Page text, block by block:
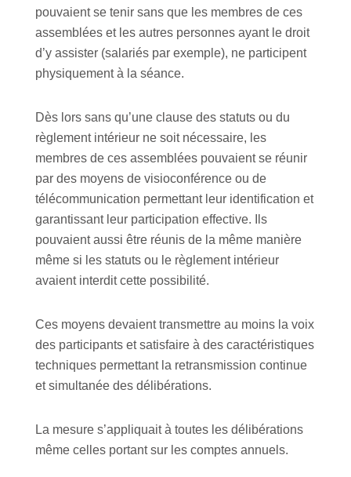
pouvaient se tenir sans que les membres de ces
assemblées et les autres personnes ayant le droit
d’y assister (salariés par exemple), ne participent
physiquement à la séance.
Dès lors sans qu’une clause des statuts ou du
règlement intérieur ne soit nécessaire, les
membres de ces assemblées pouvaient se réunir
par des moyens de visioconférence ou de
télécommunication permettant leur identification et
garantissant leur participation effective. Ils
pouvaient aussi être réunis de la même manière
même si les statuts ou le règlement intérieur
avaient interdit cette possibilité.
Ces moyens devaient transmettre au moins la voix
des participants et satisfaire à des caractéristiques
techniques permettant la retransmission continue
et simultanée des délibérations.
La mesure s’appliquait à toutes les délibérations
même celles portant sur les comptes annuels.